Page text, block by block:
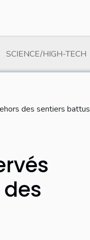
SCIENCE/HIGH-TECH
des sentiers battus